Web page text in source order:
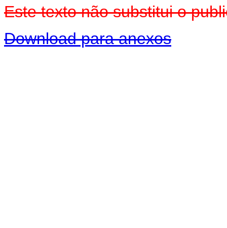
Este texto não substitui o
Download para anexos